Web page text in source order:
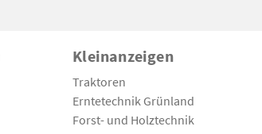
Kleinanzeigen
Traktoren
Erntetechnik Grünland
Forst- und Holztechnik